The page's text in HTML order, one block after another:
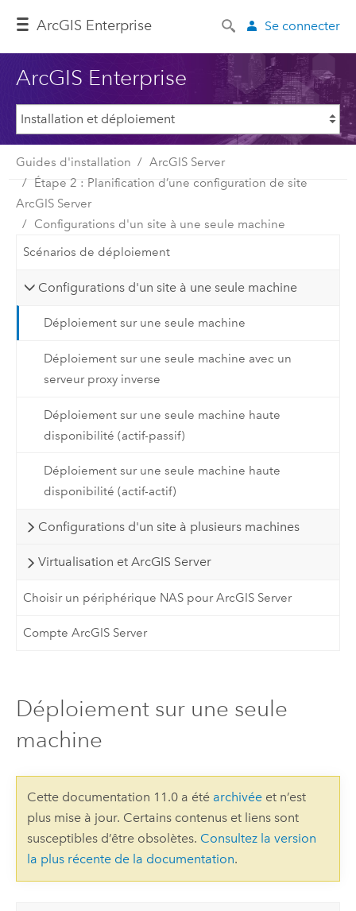
ArcGIS Enterprise Se connecter
ArcGIS Enterprise
Guides d'installation
ArcGIS Server
Étape 2 : Planification d’une configuration de site
ArcGIS Server
Configurations d'un site à une seule machine
Scénarios de déploiement
Configurations d'un site à une seule machine
Déploiement sur une seule machine
Déploiement sur une seule machine avec un
serveur proxy inverse
Déploiement sur une seule machine haute
disponibilité (actif-passif)
Déploiement sur une seule machine haute
disponibilité (actif-actif)
Configurations d'un site à plusieurs machines
Virtualisation et ArcGIS Server
Choisir un périphérique NAS pour ArcGIS Server
Compte ArcGIS Server
Déploiement sur une seule
machine
Cette documentation 11.0 a été archivéeet n’est
plus mise à jour. Certains contenus et liens sont
susceptibles d’être obsolètes. Consultez la version
la plus récente de la documentation.